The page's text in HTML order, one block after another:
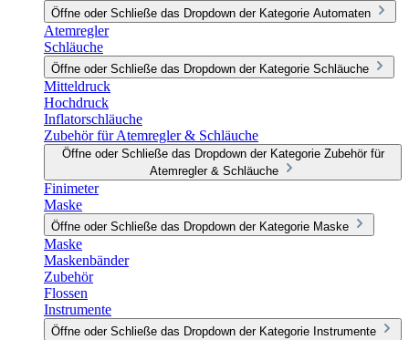
Öffne oder Schließe das Dropdown der Kategorie Automaten
Atemregler
Schläuche
Öffne oder Schließe das Dropdown der Kategorie Schläuche
Mitteldruck
Hochdruck
Inflatorschläuche
Zubehör für Atemregler & Schläuche
Öffne oder Schließe das Dropdown der Kategorie Zubehör für
Atemregler & Schläuche
Finimeter
Maske
Öffne oder Schließe das Dropdown der Kategorie Maske
Maske
Maskenbänder
Zubehör
Flossen
Instrumente
Öffne oder Schließe das Dropdown der Kategorie Instrumente